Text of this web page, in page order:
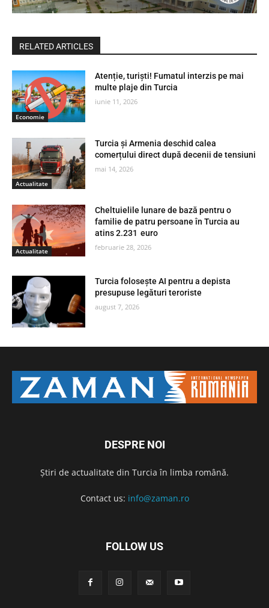
RELATED ARTICLES
Economie
Atenție, turiști! Fumatul interzis pe mai
multe plaje din Turcia
iunie 11, 2026
Actualitate
Turcia și Armenia deschid calea
comerțului direct după decenii de tensiuni
mai 14, 2026
Actualitate
Cheltuielile lunare de bază pentru o
familie de patru persoane în Turcia au
atins 2.231 euro
februarie 28, 2026
Turcia folosește AI pentru a depista
presupuse legături teroriste
august 7, 2026
DESPRE NOI
Știri de actualitate din Turcia în limba română.
Contact us: info@zaman.ro
FOLLOW US